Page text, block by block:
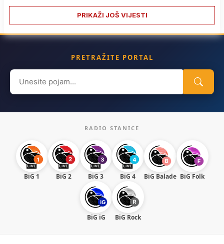
PRIKAŽI JOŠ VIJESTI
PRETRAŽITE PORTAL
Search
for:
RADIO STANICE
BiG 1 BiG 2 BiG 3 BiG 4 BiG Balade BiG Folk
BiG iG BiG Rock